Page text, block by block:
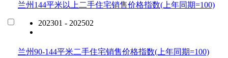
兰州144平米以上二手住宅销售价格指数(上年同期=100)
202301 - 202502
兰州90-144平米二手住宅销售价格指数(上年同期=100)